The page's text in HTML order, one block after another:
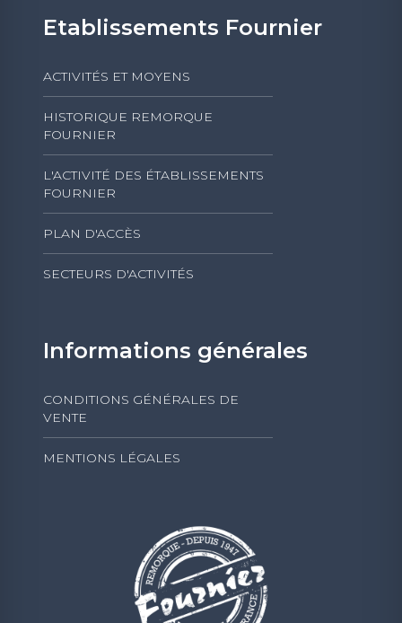
Etablissements Fournier
ACTIVITÉS ET MOYENS
HISTORIQUE REMORQUE
FOURNIER
L'ACTIVITÉ DES ÉTABLISSEMENTS
FOURNIER
PLAN D'ACCÈS
SECTEURS D'ACTIVITÉS
Informations générales
CONDITIONS GÉNÉRALES DE
VENTE
MENTIONS LÉGALES